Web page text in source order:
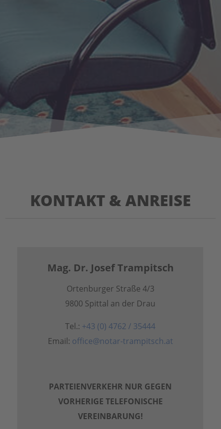
KONTAKT & ANREISE
Mag. Dr. Josef Trampitsch
Ortenburger Straße 4/3
9800 Spittal an der Drau
Tel.: +43 (0) 4762 / 35444
Email: office@notar-trampitsch.at
PARTEIENVERKEHR NUR GEGEN
VORHERIGE TELEFONISCHE
VEREINBARUNG!